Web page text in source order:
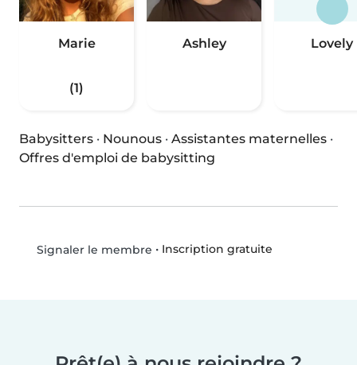
Marie
(1)
Ashley Lovely
Babysitters · Nounous · Assistantes maternelles ·
Offres d'emploi de babysitting
Signaler le membre • Inscription gratuite